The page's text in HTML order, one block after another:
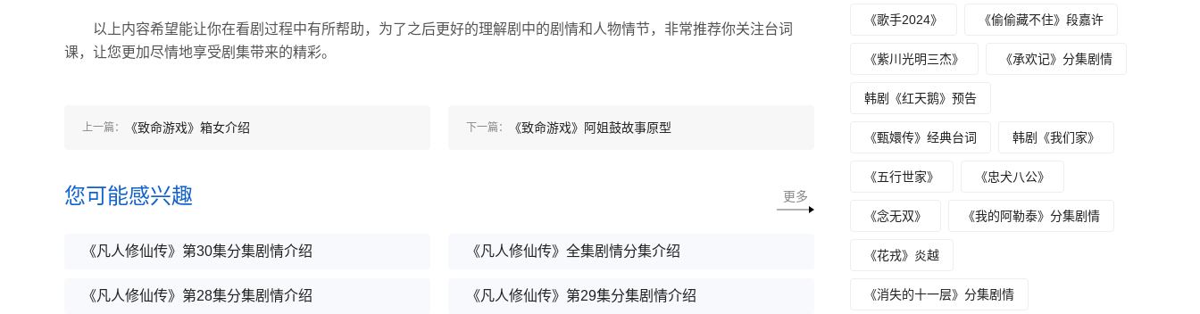
以上内容希望能让你在看剧过程中有所帮助，为了之后更好的理解剧中的剧情和人物情节，非常推荐你关注台词
课，让您更加尽情地享受剧集带来的精彩。
上一篇： 《致命游戏》箱女介绍 下一篇： 《致命游戏》阿姐鼓故事原型
您可能感兴趣 更多
《凡人修仙传》第30集分集剧情介绍 《凡人修仙传》全集剧情分集介绍
《凡人修仙传》第28集分集剧情介绍 《凡人修仙传》第29集分集剧情介绍
《歌手2024》 《偷偷藏不住》段嘉许
《紫川光明三杰》 《承欢记》分集剧情
韩剧《红天鹅》预告
《甄嬛传》经典台词 韩剧《我们家》
《五行世家》 《忠犬八公》
《念无双》 《我的阿勒泰》分集剧情
《花戎》炎越
《消失的十一层》分集剧情